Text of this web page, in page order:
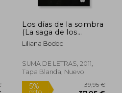
Los días de la sombra
(La saga de los
confines 2)
Liliana Bodoc
SUMA DE LETRAS, 2011,
Tapa Blanda, Nuevo